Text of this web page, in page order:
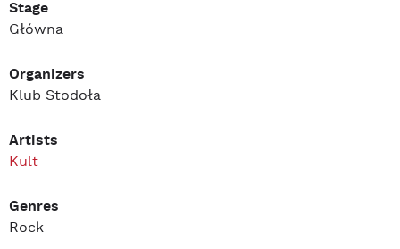
Stage
Główna
Organizers
Klub Stodoła
Artists
Kult
Genres
Rock